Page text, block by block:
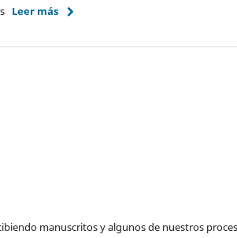
Leer más
manuscritos y algunos de nuestros